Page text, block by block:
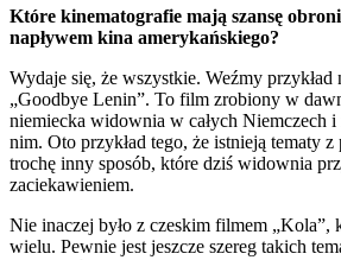
Które kinematografie mają szansę
napływem kina amerykańskiego?
Wydaje się, że wszystkie. Weźmy
„Goodbye Lenin”. To film zrobiony w
niemiecka widownia w całych Niemczech
nim. Oto przykład tego, że istnieją tematy z
trochę inny sposób, które dziś widownia
zaciekawieniem.
Nie inaczej było z czeskim filmem „Kola”,
wielu. Pewnie jest jeszcze szereg takich